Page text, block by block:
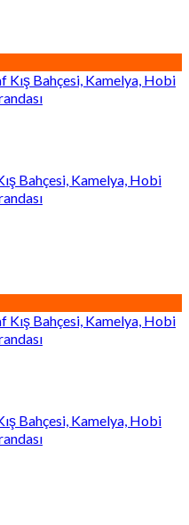
Bahçesi, Kamelya, Hobi
Bahçesi, Kamelya, Hobi